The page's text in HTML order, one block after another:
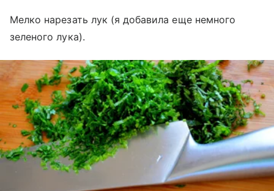
Мелко нарезать лук (я добавила еще немного
зеленого лука).